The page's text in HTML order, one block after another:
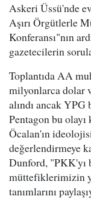
Askeri Üssü'nde
Aşırı Örgütlerle
Konferansı"nın
gazetecilerin
Toplantıda AA
milyonlarca dolar
alındı ancak YPG
Pentagon bu olayı
Öcalan'ın
değerlendirmeye
Dunford, "PKK'yı
müttefiklerimizin
tanımlarını